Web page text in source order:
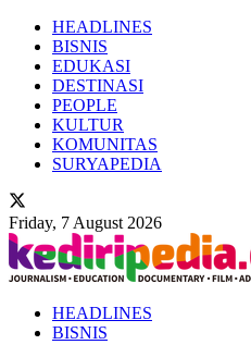
HEADLINES
BISNIS
EDUKASI
DESTINASI
PEOPLE
KULTUR
KOMUNITAS
SURYAPEDIA
Friday, 7 August 2026
HEADLINES
BISNIS